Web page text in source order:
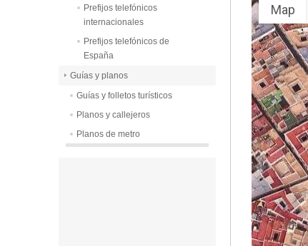
Map
Prefijos telefónicos
internacionales
Prefijos telefónicos de
España
Guías y planos
Guías y folletos turísticos
Planos y callejeros
Planos de metro